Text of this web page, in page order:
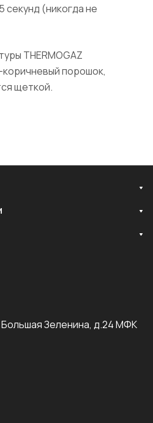
секунд (никогда не
THERMOGAZ
порошок,
щеткой.
Зеленина, д.24 МФК